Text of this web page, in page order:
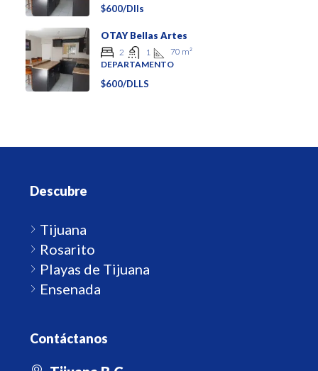
$600/Dlls
OTAY Bellas Artes
2 1 70 m²
DEPARTAMENTO
$600/DLLS
Descubre
Tijuana
Rosarito
Playas de Tijuana
Ensenada
Contáctanos